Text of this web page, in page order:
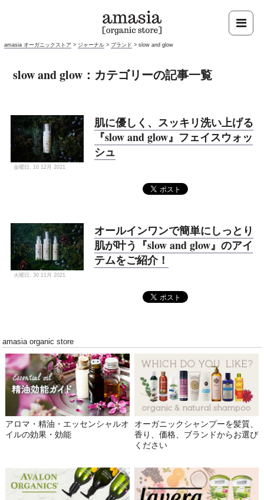
amasia オーガニックストア > ジャーナル > ブランド >slow and glow
slow and glow：カテゴリーの記事一覧
肌に優しく、スッキリ洗い上げる
『slow and glow』フェイスウォッ
シュ
金曜日, 10 12月 2021
オールインワンで簡単にしっとり
肌が叶う『slow and glow』のアイ
テムをご紹介！
火曜日, 30 11月 2021
amasia organic store
アロマ・精油・エッセンシャルオ
イルの効果・効能
オーガニックシャンプーを髪質、
香り、価格、ブランドからお選び
ください